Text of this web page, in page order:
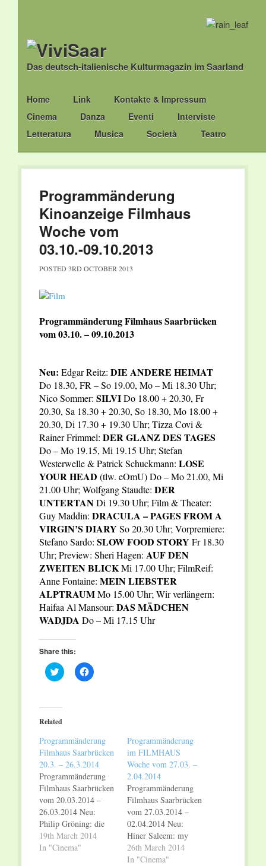
Das deutsch-italienische Kulturmagazin im Saarland
Main menu
Skip
to
content
Home Link
Kontakte & Impressum
Cinema
Danza Eventi
Interviste
Letteratura
Musica Società Teatro
Programmänderung
Kinoanzeige Filmhaus
Woche vom
03.10.-09.10.2013
POSTED 3RD OCTOBER 2013
Programmänderung Filmhaus Saarbrücken
vom 03.10. – 09.10.2013
Neu: Edgar Reitz: DIE ANDERE HEIMAT
Do 18.30, FR – So 19.00, Mo – Mi 18.30 Uhr;
Nico Sommer: SILVIDo 18.00 + 20.30, Fr
20.30, Sa 18.30 + 20.30, So 18.30, Mo 18.00 +
20.30, Di 17.30 + 19.30 Uhr; Tizza Covi &
Rainer Frimmel: DER GLANZ DES TAGES
Do – Mo 19.15, Mi 19.15 Uhr; Stefan
Westerwelle & Patrick Schuckmann: LOSE
YOUR HEAD (tlw. eOmU) Do – Mo 21.00, Mi
21.00 Uhr; Wolfgang Staudte: DER
UNTERTANDi 19.30 Uhr; Film & Theater:
Guy Maddin: DRACULA – PAGES FROM A
VIRGIN’S DIARY So 20.30 Uhr; Vorpremiere:
Stefano Sardo: SLOW FOOD STORY Fr 18.30
Uhr; Preview: Sheri Hagen: AUF DEN
ZWEITEN BLICKMi 17.00 Uhr; FilmReif:
Anne Fontaine: MEIN LIEBSTER
ALPTRAUMMo 15.00 Uhr; Wir verlängern:
Haifaa Al Mansour: DAS MÄDCHEN
WADJDA Do – Mi 17.15 Uhr
Share this:
Click
to
(Opens
in
new
Click
to
Related
Programmänderung
Filmhaus Saarbrücken
20.3. – 26.3.2014
Programmänderung
Filmhaus Saarbrücken
vom 20.03.2014 –
26.03.2014 Neu:
Philip Gröning: die
frau des polizisten Do
– Mi 20.00 Uhr; Noel
19th March 2014
In "Cinema"
Programmänderung
im FILMHAUS
Woche vom 27.03. –
2.04.2014
Programmänderung
Filmhaus Saarbrücken
vom 27.03.2014 –
02.04.2014 Neu:
Hiner Saleem: my
sweet pepper land
(OmU) Do 20.00, Fr
26th March 2014
In "Cinema"